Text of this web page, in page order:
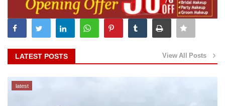
LATEST POSTS View All Posts
latest